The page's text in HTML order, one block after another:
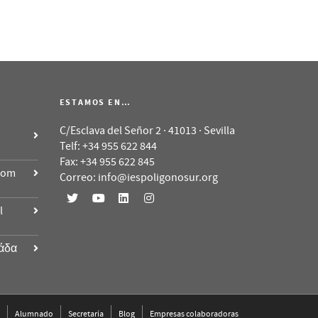
ESTAMOS EN…
C/Esclava del Señor 2 · 41013 · Sevilla
Telf: +34 955 622 844
Fax: +34 955 622 845
Correo: info@iespoligonosur.org
Alumnado Secretaría Blog Empresas colaboradoras